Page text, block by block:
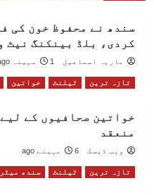
سندھ نے محفوظ خون کی
کردی، بلڈ بینکنگ نیٹ
ماریہ اسماعیل 1 مہینہ ago
تازہ ترین ٹیلنٹ خواتین
خواتین صحافیوں کے
منعقد
ویب ڈیسک 6 مہینے ago
تازہ ترین ٹیلنٹ سندھ